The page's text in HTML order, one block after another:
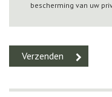
bescherming van uw